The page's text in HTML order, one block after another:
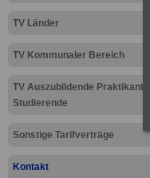
TV Länder
TV Kommunaler Bereich
TV Auszubildende Praktikanten
Studierende
Sonstige Tarifverträge
Kontakt